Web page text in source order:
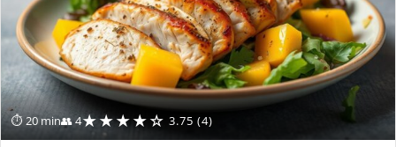
⏱ 20 min👥 4★★★★☆ 3.75 (4)